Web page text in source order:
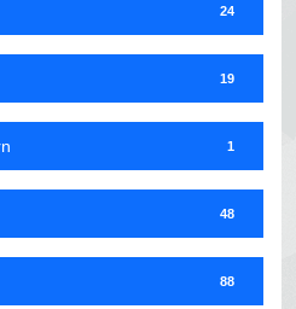
24
19
1
48
88